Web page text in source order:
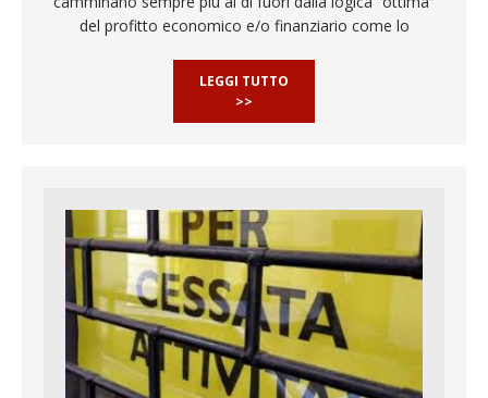
del profitto economico e/o finanziario come lo
LEGGI TUTTO
>>